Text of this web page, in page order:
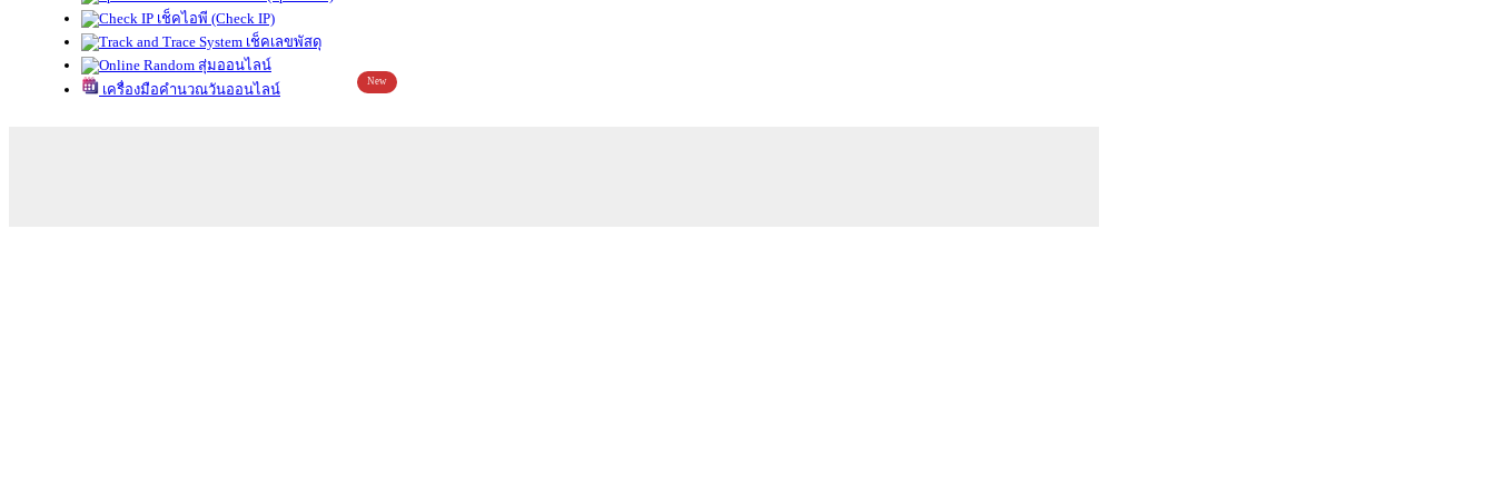
เช็คไอพี (Check IP)
เช็คเลขพัสดุ
สุ่มออนไลน์
เครื่องมือคำนวณวันออนไลน์
New